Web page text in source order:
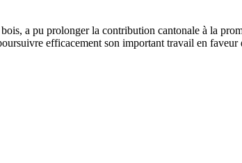
a pu prolonger la contribution cantonale à la
efficacement son important travail en